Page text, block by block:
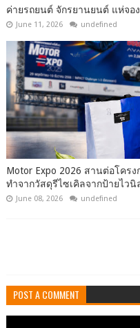
ค่ายรถยนต์ จักรยานยนต์ แห่จอ
June 11, 2026 undefined
Motor Expo 2026 สานต่อโครง
ทำจากวัสดุรีไซเคิลจากป้ายไว
June 08, 2026 undefined
POST A COMMENT